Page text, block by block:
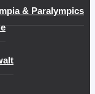
& Paralympics